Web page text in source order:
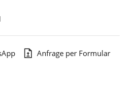
Anfrage per Formular